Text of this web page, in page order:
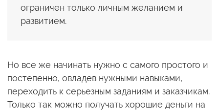
ограничен только личным желанием и
развитием.
Но все же начинать нужно с самого простого и
постепенно, овладев нужными навыками,
переходить к серьезным заданиям и заказчикам.
Только так можно получать хорошие деньги на